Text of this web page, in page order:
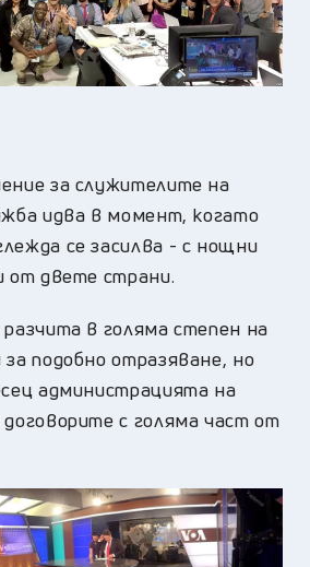
за служителите на
идва в момент, когато
се засилва - с нощни
от двете страни.
разчита в голяма степен на
подобно отразяване, но
администрацията на
с голяма част от